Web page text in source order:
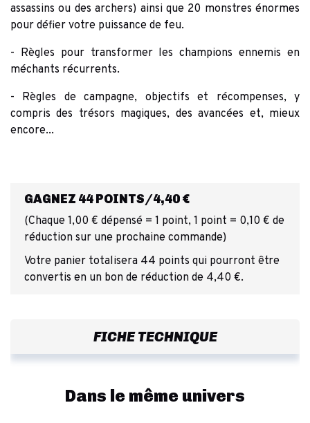
assassins ou des archers) ainsi que 20 monstres énormes
pour défier votre puissance de feu.
- Règles pour transformer les champions ennemis en
méchants récurrents.
- Règles de campagne, objectifs et récompenses, y
compris des trésors magiques, des avancées et, mieux
encore...
GAGNEZ 44 POINTS/4,40 €
(Chaque 1,00 € dépensé = 1 point, 1 point = 0,10 € de
réduction sur une prochaine commande)
Votre panier totalisera 44 points qui pourront être
convertis en un bon de réduction de 4,40 €.
FICHE TECHNIQUE
Dans le même univers